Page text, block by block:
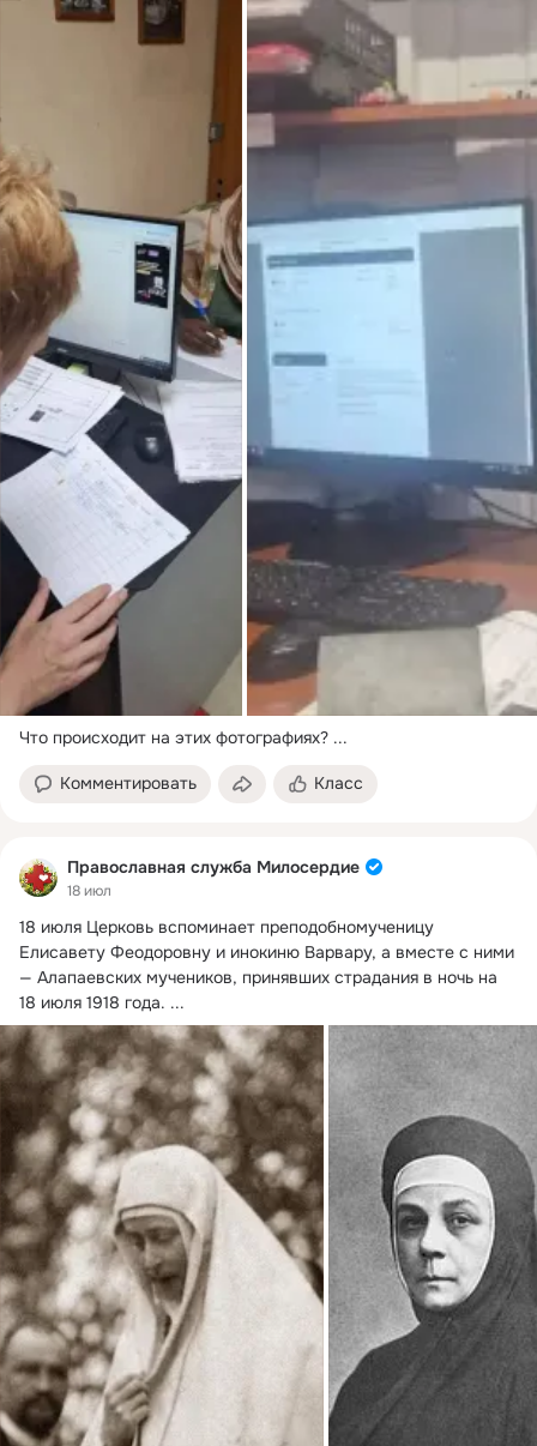
Что происходит на этих фотографиях? ...
Комментировать Класс
Православная служба Милосердие
18 июл
18 июля Церковь вспоминает преподобномученицу
Елисавету Феодоровну и инокиню Варвару, а вместе с ними
— Алапаевских мучеников, принявших страдания в ночь на
18 июля 1918 года. ...